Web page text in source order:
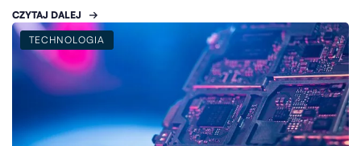
CZYTAJ DALEJ
TECHNOLOGIA